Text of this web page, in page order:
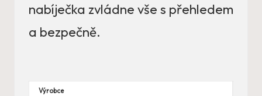
nabíječka zvládne vše s přehledem
a bezpečně.
Výrobce